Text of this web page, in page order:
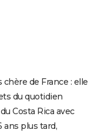
de France : elle
du quotidien
Costa Rica avec
ans plus tard,